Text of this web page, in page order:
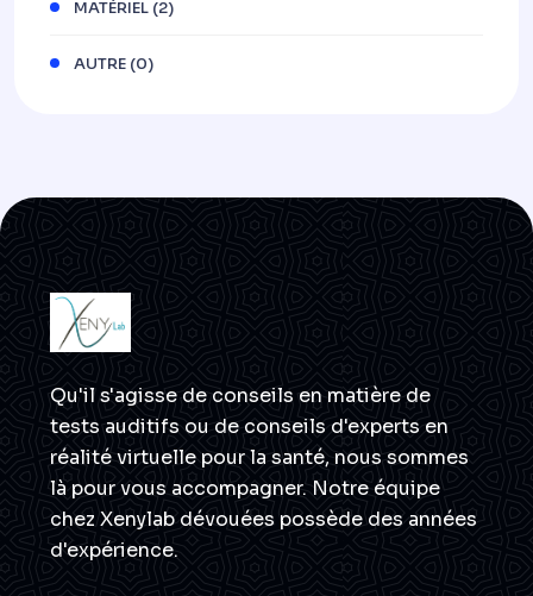
MATÉRIEL (2)
AUTRE (0)
Qu'il s'agisse de conseils en matière de
tests auditifs ou de conseils d'experts en
réalité virtuelle pour la santé, nous sommes
là pour vous accompagner. Notre équipe
chez Xenylab dévouées possède des années
d'expérience.